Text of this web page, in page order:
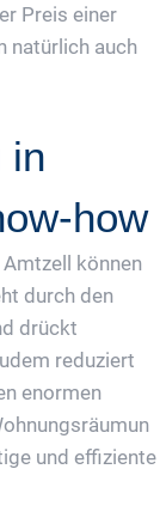
Preis einer
natürlich auch
in
how
können
durch den
drückt
reduziert
enormen
und effiziente